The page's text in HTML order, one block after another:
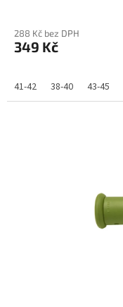
288 Kč bez DPH
349 Kč
41-42 38-40 43-45